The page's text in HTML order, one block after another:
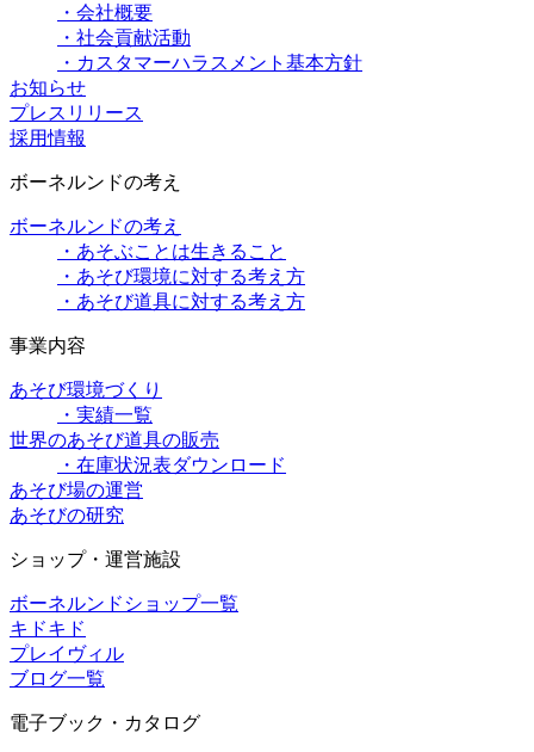
・会社概要
・社会貢献活動
・カスタマーハラスメント基本方針
お知らせ
プレスリリース
採用情報
ボーネルンドの考え
ボーネルンドの考え
・あそぶことは生きること
・あそび環境に対する考え方
・あそび道具に対する考え方
事業内容
あそび環境づくり
・実績一覧
世界のあそび道具の販売
・在庫状況表ダウンロード
あそび場の運営
あそびの研究
ショップ・運営施設
ボーネルンドショップ一覧
キドキド
プレイヴィル
ブログ一覧
電子ブック・カタログ